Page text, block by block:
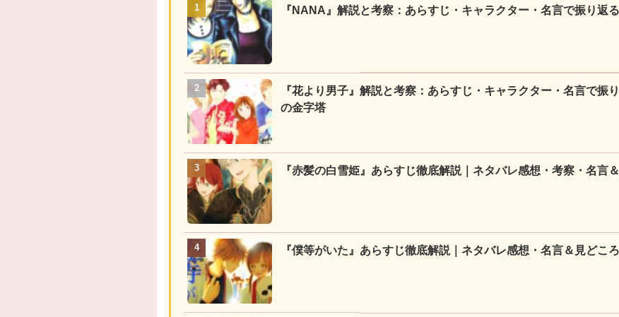
『NANA』解説と考察：あらすじ・キャラクター・名言で振り返
『花より男子』解説と考察：あらすじ・キャラクター・名言で振
の金字塔
『赤髪の白雪姫』あらすじ徹底解説｜ネタバレ感想・考察・名言
『僕等がいた』あらすじ徹底解説｜ネタバレ感想・名言＆見どこ